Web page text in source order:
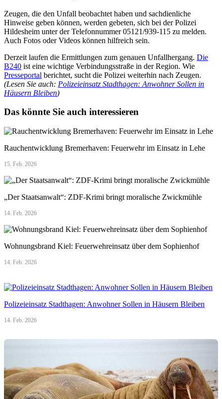
Zeugen, die den Unfall beobachtet haben und sachdienliche
Hinweise geben können, werden gebeten, sich bei der Polizei
Hildesheim unter der Telefonnummer 05121/939-115 zu melden.
Auch Fotos oder Videos können hilfreich sein.
Derzeit laufen die Ermittlungen zum genauen Unfallhergang. Die
B240 ist eine wichtige Verbindungsstraße in der Region. Wie
Presseportal berichtet, sucht die Polizei weiterhin nach Zeugen.
(Lesen Sie auch: Polizeieinsatz Stadthagen: Anwohner Sollen in
Häusern Bleiben)
Das könnte Sie auch interessieren
Rauchentwicklung Bremerhaven: Feuerwehr im Einsatz in Lehe
15. Feb. 2026
„Der Staatsanwalt“: ZDF-Krimi bringt moralische Zwickmühle
14. Feb. 2026
Wohnungsbrand Kiel: Feuerwehreinsatz über dem Sophienhof
14. Feb. 2026
Polizeieinsatz Stadthagen: Anwohner Sollen in Häusern Bleiben
14. Feb. 2026